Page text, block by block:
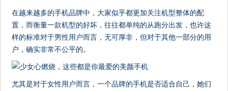
在越来越多的手机品牌中，大家似乎都更加关注机型整体的配
置，而衡量一款机型的好坏，往往都单纯的从跑分出发，也许这
样的标准对于男性用户而言，无可厚非，但对于其他一部分的用
户，确实非常不公平的。
尤其是对于女性用户而言，一个品牌的手机是否适合自己，她们